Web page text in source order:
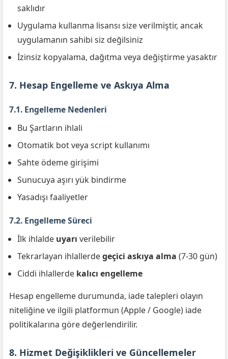
saklıdır
Uygulama kullanma lisansı size verilmiştir, ancak
uygulamanın sahibi siz değilsiniz
İzinsiz kopyalama, dağıtma veya değiştirme yasaktır
7. Hesap Engelleme ve Askıya Alma
7.1. Engelleme Nedenleri
Bu Şartların ihlali
Otomatik bot veya script kullanımı
Sahte ödeme girişimi
Sunucuya aşırı yük bindirme
Yasadışı faaliyetler
7.2. Engelleme Süreci
İlk ihlalde uyarı verilebilir
Tekrarlayan ihlallerdegeçici askıya alma (7-30 gün)
Ciddi ihlallerde kalıcı engelleme
Hesap engelleme durumunda, iade talepleri olayın
niteliğine ve ilgili platformun (Apple / Google) iade
politikalarına göre değerlendirilir.
8. Hizmet Değişiklikleri ve Güncellemeler